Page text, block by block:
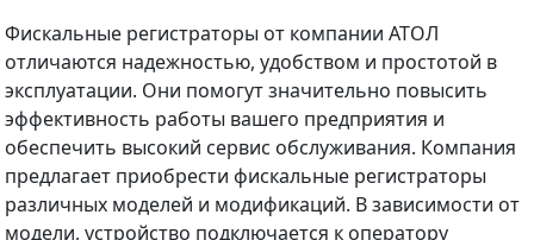
Фискальные регистраторы от компании АТОЛ
отличаются надежностью, удобством и простотой в
эксплуатации. Они помогут значительно повысить
эффективность работы вашего предприятия и
обеспечить высокий сервис обслуживания. Компания
предлагает приобрести фискальные регистраторы
различных моделей и модификаций. В зависимости от
модели, устройство подключается к оператору